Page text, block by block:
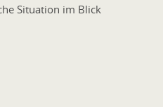
Situation im Blick